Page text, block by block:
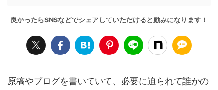
原稿やブログを書いていて、必要に迫られて誰かの